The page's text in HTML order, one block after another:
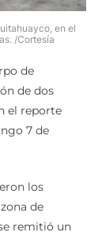
en el
/Cortesía
de
de dos
el reporte
7 de
los
de
remitió un